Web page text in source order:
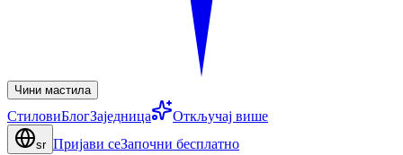
Чини мастила
СтиловиБлогЗаједница Откључај више
sr Пријави сеЗапочни бесплатно